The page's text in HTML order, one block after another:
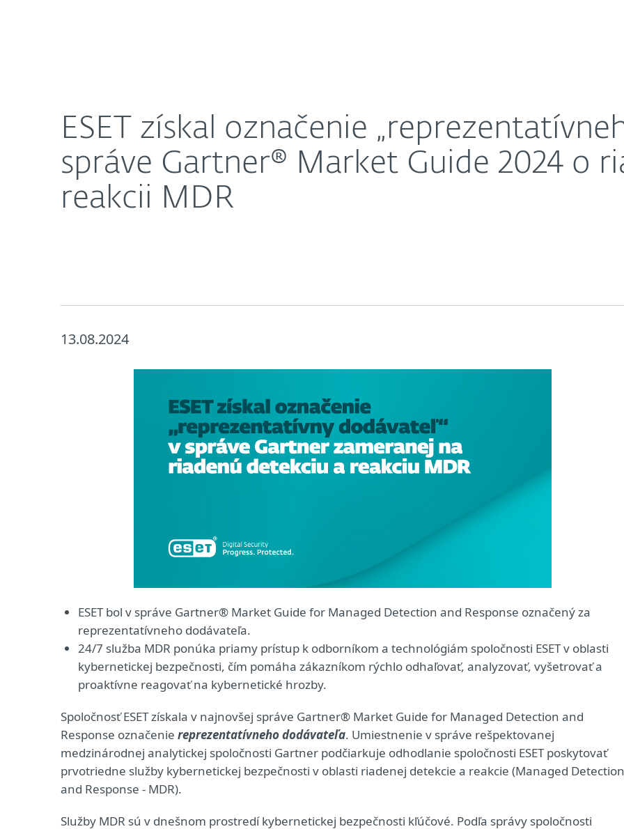
ESET získal označenie
správe Gartner® Market Guide 2024 o
reakcii MDR
13.08.2024
ESET bol v správe Gartner® Market Guide for Managed Detection and Response označený za
reprezentatívneho dodávateľa.
24/7 služba MDR ponúka priamy prístup k odborníkom a technológiám spoločnosti ESET v oblasti
kybernetickej bezpečnosti, čím pomáha zákazníkom rýchlo odhaľovať, analyzovať, vyšetrovať a
proaktívne reagovať na kybernetické hrozby.
Spoločnosť ESET získala v najnovšej správe Gartner® Market Guide for Managed Detection and
Response označenie reprezentatívneho dodávateľa. Umiestnenie v správe rešpektovanej
medzinárodnej analytickej spoločnosti Gartner podčiarkuje odhodlanie spoločnosti ESET poskytovať
prvotriedne služby kybernetickej bezpečnosti v oblasti riadenej detekcie a reakcie (Managed Detection
and Response - MDR).
Služby MDR sú v dnešnom prostredí kybernetickej bezpečnosti kľúčové. Podľa správy spoločnosti